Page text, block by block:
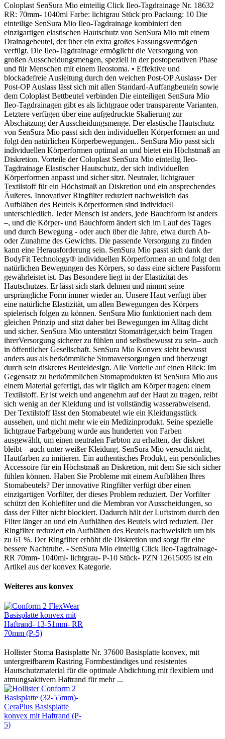
Coloplast SenSura Mio einteilig Click Ileo-Tagdrainage Nr. 18632
RR: 70mm- 1040ml Farbe: lichtgrau Stück pro Packung: 10 Die
einteilige SenSura Mio Ileo-Tagdrainage kombiniert den
einzigartigen elastischen Hautschutz von SenSura Mio mit einem
Drainagebeutel, der über ein extra großes Fassungsvermögen
verfügt. Die Ileo-Tagdrainage ermöglicht die Versorgung von
großen Ausscheidungsmengen, speziell in der postoperativen Phase
und für Menschen mit einem Ileostoma. • Effektive und
blockadefreie Ausleitung durch den weichen Post-OP Auslass• Der
Post-OP Auslass lässt sich mit allen Standard-Auffangbeuteln sowie
dem Coloplast Bettbeutel verbinden Die einteiligen SenSura Mio
Ileo-Tagdrainagen gibt es als lichtgraue oder transparente Varianten.
Letztere verfügen über eine aufgedruckte Skalierung zur
Abschätzung der Ausscheidungsmenge. Der elastische Hautschutz
von SenSura Mio passt sich den individuellen Körperformen an und
folgt den natürlichen Körperbewegungen.. SenSura Mio passt sich
individuellen Körperformen optimal an und bietet ein Höchstmaß an
Diskretion. Vorteile der Coloplast SenSura Mio einteilig Ileo-
Tagdrainage Elastischer Hautschutz, der sich individuellen
Körperformen anpasst und sicher sitzt. Neutraler, lichtgrauer
Textilstoff für ein Höchstmaß an Diskretion und ein ansprechendes
Äußeres. Innovativer Ringfilter reduziert nachweislich das
Aufblähen des Beutels Körperformen sind individuell
unterschiedlich. Jeder Mensch ist anders, jede Bauchform ist anders
–, und die Körper- und Bauchform ändert sich im Lauf des Tages
und durch Bewegung - oder auch über die Jahre, etwa durch Ab-
oder Zunahme des Gewichts. Die passende Versorgung zu finden
kann eine Herausforderung sein. SenSura Mio passt sich dank der
BodyFit Technology® individuellen Körperformen an und folgt den
natürlichen Bewegungen des Körpers, so dass eine sichere Passform
gewährleistet ist. Das Besondere liegt in der Elastizität des
Hautschutzes. Er lässt sich stark dehnen und nimmt seine
ursprüngliche Form immer wieder an. Unsere Haut verfügt über
eine natürliche Elastizität, um allen Bewegungen des Körpers
spielerisch folgen zu können. SenSura Mio funktioniert nach dem
gleichen Prinzip und sitzt daher bei Bewegungen im Alltag dicht
und sicher. SenSura Mio unterstützt Stomaträger,sich beim Tragen
ihrerVersorgung sicherer zu fühlen und selbstbewusst zu sein– auch
in öffentlicher Gesellschaft. SenSura Mio Konvex sieht bewusst
anders aus als herkömmliche Stomaversorgungen und überzeugt
durch sein diskretes Beuteldesign. Alle Vorteile auf einen Blick: Im
Gegensatz zu herkömmlichen Stomaprodukten ist SenSura Mio aus
einem Material gefertigt, das wir täglich am Körper tragen: einem
Textilstoff. Er ist weich und angenehm auf der Haut zu tragen, reibt
sich wenig an der Kleidung und ist vollständig wasserabweisend.
Der Textilstoff lässt den Stomabeutel wie ein Kleidungsstück
aussehen, und nicht mehr wie ein Medizinprodukt. Seine spezielle
lichtgraue Farbgebung wurde aus hunderten von Farben
ausgewählt, um einen neutralen Farbton zu erhalten, der diskret
bleibt – auch unter weißer Kleidung. SenSura Mio versucht nicht,
Hautfarben zu imitieren. Ein authentisches Produkt, ein persönliches
Accessoire für ein Höchstmaß an Diskretion, mit dem Sie sich sicher
fühlen können. Haben Sie Probleme mit einem Aufblähen Ihres
Stomabeutels? Der innovative Ringfilter verfügt über einen
einzigartigen Vorfilter, der dieses Problem reduziert. Der Vorfilter
schützt den Kohlefilter und die Membran vor Ausscheidungen, so
dass der Filter nicht blockiert. Dadurch hält der Luftstrom durch den
Filter länger an und ein Aufblähen des Beutels wird reduziert. Der
Ringfilter reduziert ein Aufblähen des Beutels nachweislich um bis
zu 61 %. Der Ringfilter erhöht die Diskretion und sorgt für eine
bessere Nachtruhe. - SenSura Mio einteilig Click Ileo-Tagdrainage-
RR 70mm- 1040ml- lichtgrau- P-10 Stück- PZN 12615095 ist ein
Artikel aus der konvex Kategorie.
Weiteres aus konvex
Hollister Stoma Basisplatte Nr. 37600 Basisplatte konvex, mit
untergreifbarem Rastring Formbeständiges und resistentes
Hautschutzmaterial für die optimale Abdichtung mit flexiblem und
atmungsaktivem Haftrand für mehr ...